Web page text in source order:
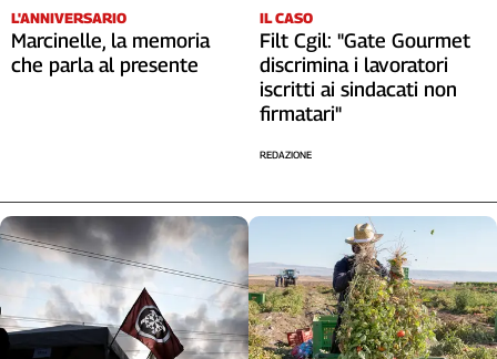
Venezia
Giulia
Lazio
Puglia
Sardegna
Sicilia
Toscana
Trentino
Umbria
L'ANNIVERSARIO
Marcinelle, la memoria
che parla al presente
IL CASO
Filt Cgil: "Gate Gourmet
discrimina i lavoratori
iscritti ai sindacati non
firmatari"
REDAZIONE